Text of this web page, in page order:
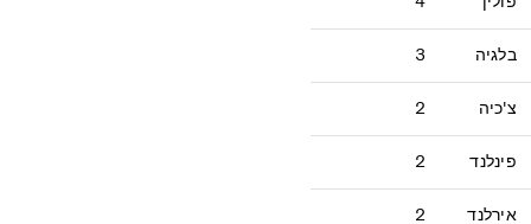
בלגיה 3
צ'כיה 2
פינלנד 2
אירלנד 2